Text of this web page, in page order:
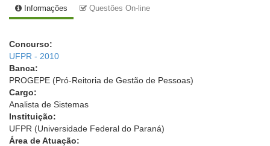
Informações Questões On-line
Concurso:
UFPR - 2010
Banca:
PROGEPE (Pró-Reitoria de Gestão de Pessoas)
Cargo:
Analista de Sistemas
Instituição:
UFPR (Universidade Federal do Paraná)
Área de Atuação: